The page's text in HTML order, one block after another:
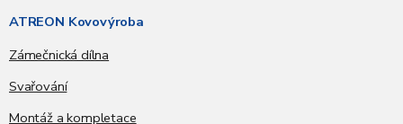
ATREON Kovovýroba
Zámečnická dílna
Svařování
Montáž a kompletace